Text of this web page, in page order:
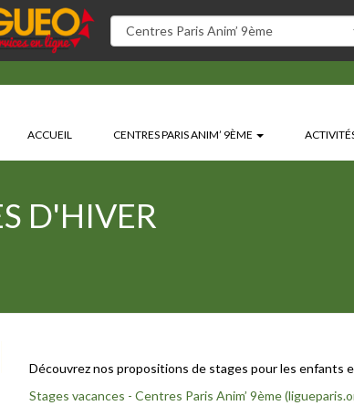
ACCUEIL CENTRES PARIS ANIM’ 9ÈME
D'HIVER
Découvrez nos propositions de stages pour les enfants
Stages vacances - Centres Paris Anim’ 9ème